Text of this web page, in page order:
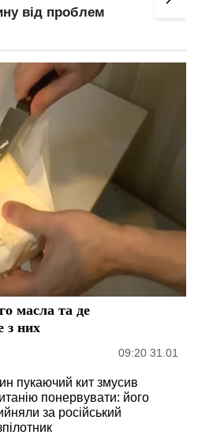
у виїзді
масла та де
з них
09:20 31.01
пукаючий кит змусив
понервувати: його
за російський